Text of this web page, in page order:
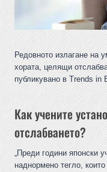
Редовното излагане на
хората, целящи
публикувано в Trends in
Как учените
отслабването?
„Преди години японски
наднормено тегло,